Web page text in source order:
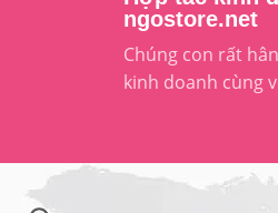
ngostore.net
Chúng con rất
kinh doanh cùng